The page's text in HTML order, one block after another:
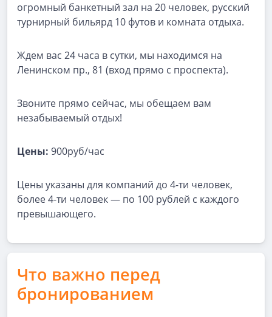
огромный банкетный зал на 20 человек, русский
турнирный бильярд 10 футов и комната отдыха.
Ждем вас 24 часа в сутки, мы находимся на
Ленинском пр., 81 (вход прямо с проспекта).
Звоните прямо сейчас, мы обещаем вам
незабываемый отдых!
Цены: 900руб/час
Цены указаны для компаний до 4-ти человек,
более 4-ти человек — по 100 рублей с каждого
превышающего.
Что важно перед
бронированием